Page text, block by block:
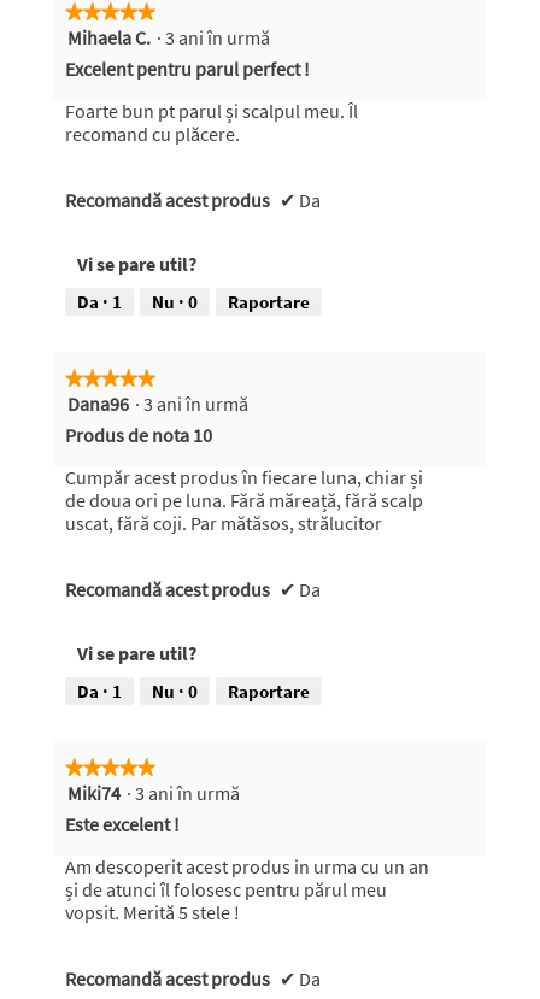
f
o
t
g
r
i
i
e
A
e
a
ă
u
v
a
d
s
c
h
e
d
g
m
o
a
l
.
★★★★★
★★★★★
5
5
stele.
Mihaela C. · 3 ani în urmă
Excelent pentru parul perfect !
Foarte bun pt parul și scalpul meu. Îl
recomand cu plăcere.
Recomandă acest produs ✔ Da
Vi se pare util?
Da · 1 Nu · 0 Raportare
★★★★★
★★★★★
5
5
stele.
Dana96 · 3 ani în urmă
Produs de nota 10
Cumpăr acest produs în fiecare luna, chiar și
de doua ori pe luna. Fără măreață, fără scalp
uscat, fără coji. Par mătăsos, strălucitor
Recomandă acest produs ✔ Da
Vi se pare util?
Da · 1 Nu · 0 Raportare
★★★★★
★★★★★
5
5
stele.
Miki74 · 3 ani în urmă
Este excelent !
Am descoperit acest produs in urma cu un an
și de atunci îl folosesc pentru părul meu
vopsit. Merită 5 stele !
Recomandă acest produs ✔ Da